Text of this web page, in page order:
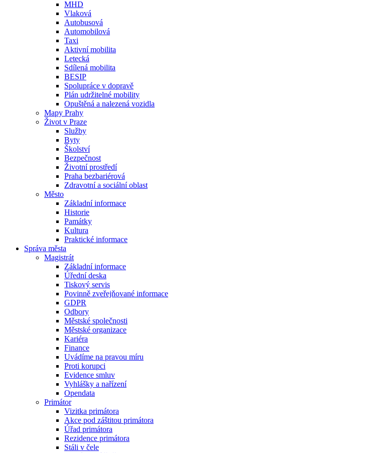
MHD
Vlaková
Autobusová
Automobilová
Taxi
Aktivní mobilita
Letecká
Sdílená mobilita
BESIP
Spolupráce v dopravě
Plán udržitelné mobility
Opuštěná a nalezená vozidla
Mapy Prahy
Život v Praze
Služby
Byty
Školství
Bezpečnost
Životní prostředí
Praha bezbariérová
Zdravotní a sociální oblast
Město
Základní informace
Historie
Památky
Kultura
Praktické informace
Správa města
Magistrát
Základní informace
Úřední deska
Tiskový servis
Povinně zveřejňované informace
GDPR
Odbory
Městské společnosti
Městské organizace
Kariéra
Finance
Uvádíme na pravou míru
Proti korupci
Evidence smluv
Vyhlášky a nařízení
Opendata
Primátor
Vizitka primátora
Akce pod záštitou primátora
Úřad primátora
Rezidence primátora
Stáli v čele